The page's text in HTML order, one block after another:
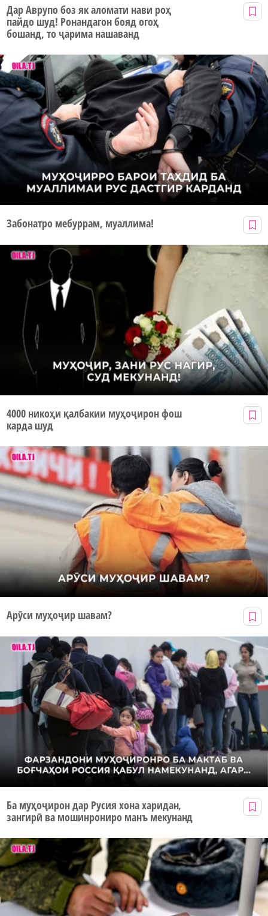
Дар Аврупо боз як аломати нави роҳ
пайдо шуд! Ронандагон бояд огоҳ
бошанд, то ҷарима нашаванд
Забонатро мебуррам, муаллима!
4000 никоҳи қалбакии муҳоҷирон фош
карда шуд
Арӯси муҳоҷир шавам?
Ба муҳоҷирон дар Русия хона харидан,
зангирӣ ва мошинрониро манъ мекунанд